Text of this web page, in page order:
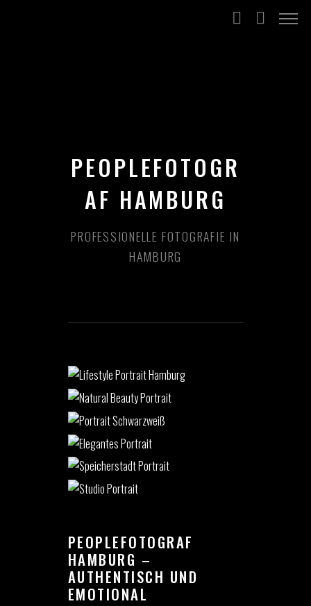
PEOPLEFOTOGR
AF HAMBURG
PROFESSIONELLE FOTOGRAFIE IN
HAMBURG
PEOPLEFOTOGRAF
HAMBURG –
AUTHENTISCH UND
EMOTIONAL